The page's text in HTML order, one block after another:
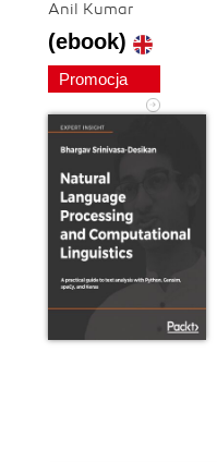
Anil Kumar
(ebook)
Promocja